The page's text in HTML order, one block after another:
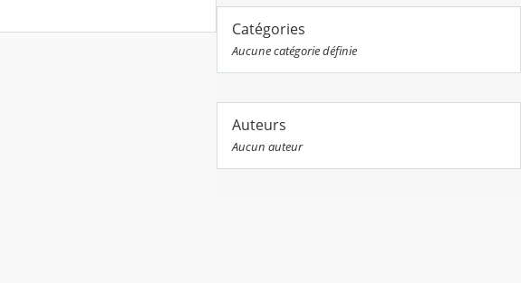
Catégories
Aucune catégorie définie
Auteurs
Aucun auteur